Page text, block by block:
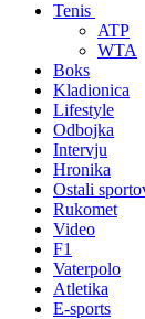
Tenis
ATP
WTA
Boks
Kladionica
Lifestyle
Odbojka
Intervju
Hronika
Ostali
Rukomet
Video
F1
Vaterpolo
Atletika
E-sports